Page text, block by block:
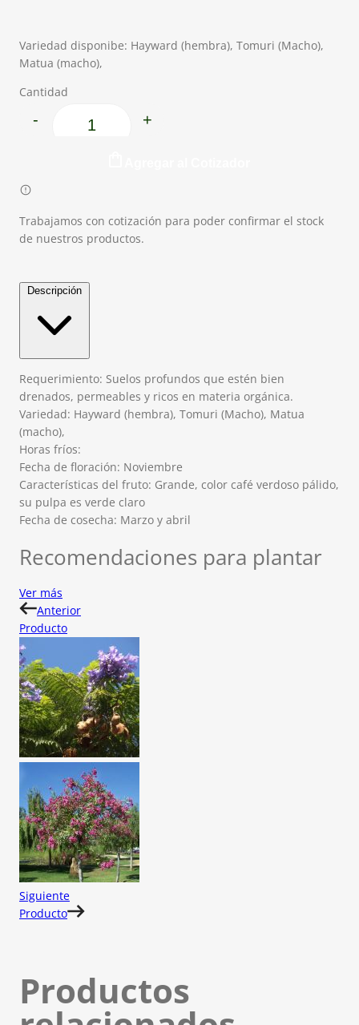
Variedad disponibe: Hayward (hembra), Tomuri (Macho),
Matua (macho),
Cantidad
Kiwi cantidad
- +
Trabajamos con cotización para poder confirmar el stock
de nuestros productos.
Descripción
Requerimiento: Suelos profundos que estén bien
drenados, permeables y ricos en materia orgánica.
Variedad: Hayward (hembra), Tomuri (Macho), Matua
(macho),
Horas fríos:
Fecha de floración: Noviembre
Características del fruto: Grande, color café verdoso pálido,
su pulpa es verde claro
Fecha de cosecha: Marzo y abril
Recomendaciones para plantar
Ver más
Anterior
Producto
Siguiente
Producto
Productos